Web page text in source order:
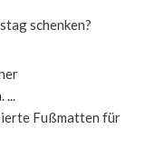
schenken?
...
Fußmatten für